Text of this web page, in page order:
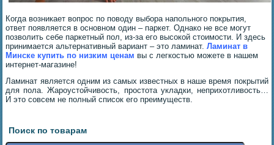
Когда возникает вопрос по поводу выбора напольного покрытия,
ответ появляется в основном один – паркет. Однако не все могут
позволить себе паркетный пол, из-за его высокой стоимости. И здесь
принимается альтернативный вариант – это ламинат.Ламинат в
Минске купить по низким ценам вы с легкостью можете в нашем
интернет-магазине!
Ламинат является одним из самых известных в наше время покрытий
для пола. Жароустойчивость, простота укладки, неприхотливость…
И это совсем не полный список его преимуществ.
Поиск по товарам